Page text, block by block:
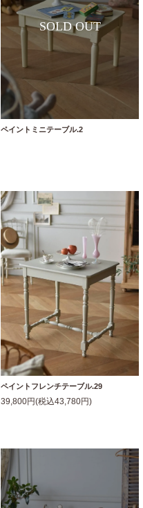
ペイントミニテーブル.2
ペイントフレンチテーブル.29
39,800円(税込43,780円)